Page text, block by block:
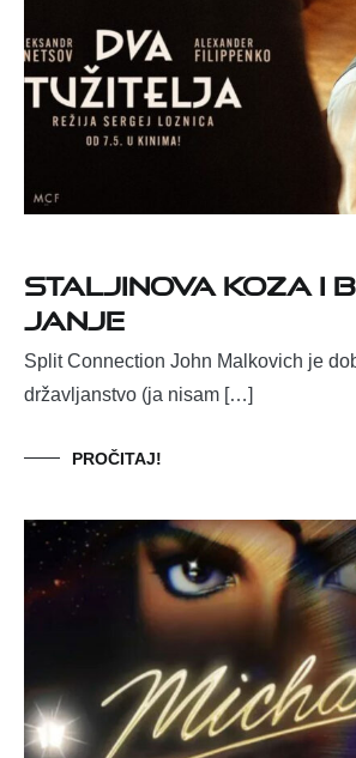
STALJINOVA KOZA I
JANJE
Split Connection John Malkovich je
državljanstvo (ja nisam […]
PROČITAJ!